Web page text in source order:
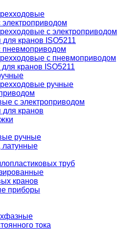
с электроприводом
кранов ISO5211
пневмоприводом
с пневмоприводом
кранов ISO5211
ручные
с электроприводом
кранов
ручные
труб
кранов
приборы
тока